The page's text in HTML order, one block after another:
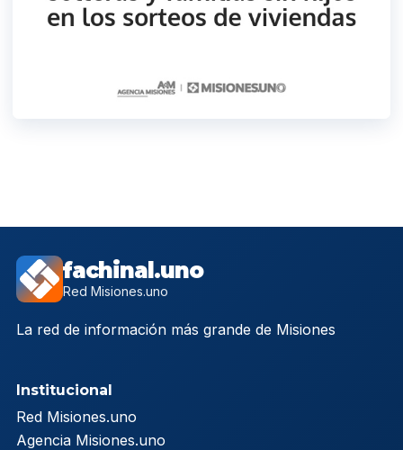
fachinal.uno
Red Misiones.uno
La red de información más grande de Misiones
Institucional
Red Misiones.uno
Agencia Misiones.uno